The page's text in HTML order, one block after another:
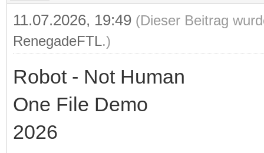
11.07.2026, 19:49 (Dieser Beitrag
RenegadeFTL.)
Robot - Not Human
One File Demo
2026